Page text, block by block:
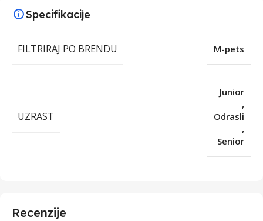
Specifikacije
FILTRIRAJ PO BRENDU M-pets
UZRAST
Junior
,
Odrasli
,
Senior
Recenzije